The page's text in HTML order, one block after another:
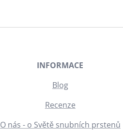
INFORMACE
Blog
Recenze
O nás - o Světě snubních prstenů